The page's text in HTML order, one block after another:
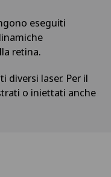
eseguiti
retina.
diversi laser. Per il
o iniettati anche